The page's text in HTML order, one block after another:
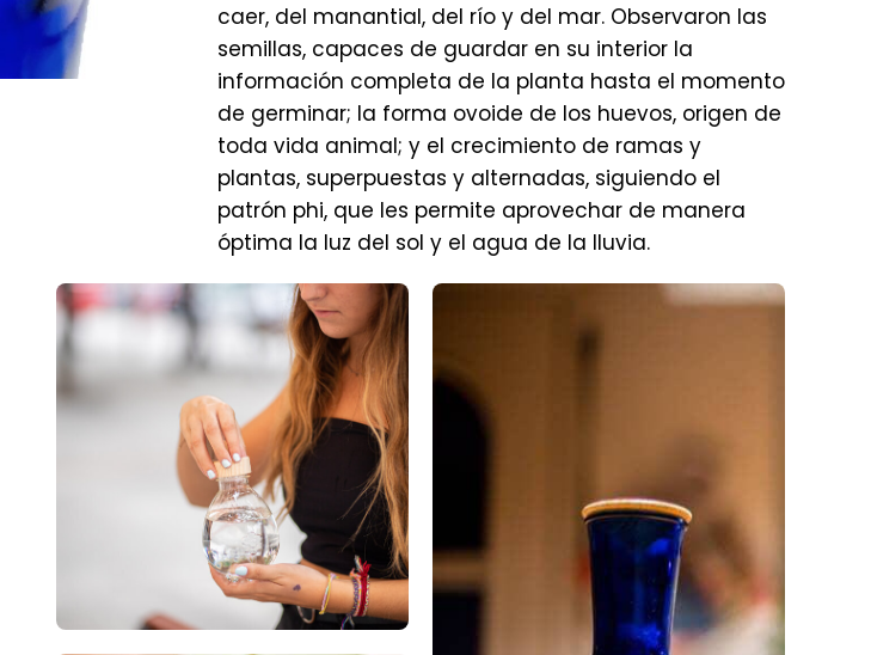
caer, del manantial, del río y del mar. Observaron las
semillas, capaces de guardar en su interior la
información completa de la planta hasta el momento
de germinar; la forma ovoide de los huevos, origen de
toda vida animal; y el crecimiento de ramas y
plantas, superpuestas y alternadas, siguiendo el
patrón phi, que les permite aprovechar de manera
óptima la luz del sol y el agua de la lluvia.